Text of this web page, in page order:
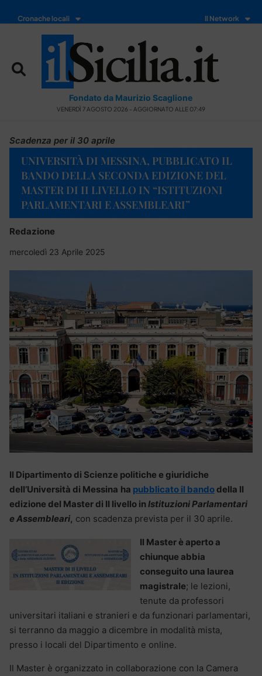
Cronache locali Il Network
Fondato da Maurizio Scaglione
VENERDÌ 7 AGOSTO 2026 - AGGIORNATO ALLE 07:49
Scadenza per il 30 aprile
UNIVERSITÀ DI MESSINA, PUBBLICATO IL
BANDO DELLA SECONDA EDIZIONE DEL
MASTER DI II LIVELLO IN “ISTITUZIONI
PARLAMENTARI E ASSEMBLEARI”
Redazione
mercoledì 23 Aprile 2025
Il Dipartimento di Scienze politiche e giuridiche
dell’Università di Messina ha pubblicato il bando della II
edizione del Master di II livello inIstituzioni Parlamentari
e Assembleari, con scadenza prevista per il 30 aprile.
Il Master è aperto a
chiunque abbia
conseguito una laurea
magistrale; le lezioni,
tenute da professori
universitari italiani e stranieri e da funzionari parlamentari,
si terranno da maggio a dicembre in modalità mista,
presso i locali del Dipartimento e online.
Il Master è organizzato in collaborazione con la Camera